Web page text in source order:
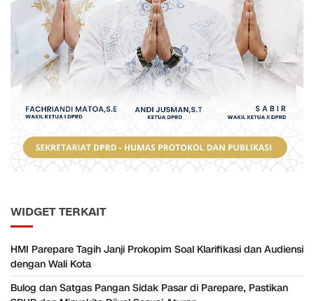
WIDGET TERKAIT
HMI Parepare Tagih Janji Prokopim Soal Klarifikasi dan Audiensi
dengan Wali Kota
Bulog dan Satgas Pangan Sidak Pasar di Parepare, Pastikan